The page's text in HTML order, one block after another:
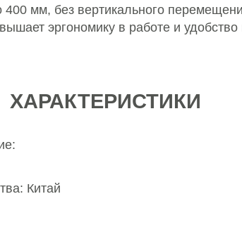
400 мм, без вертикального
эргономику в работе и удобство
ХАРАКТЕРИСТИКИ
Китай